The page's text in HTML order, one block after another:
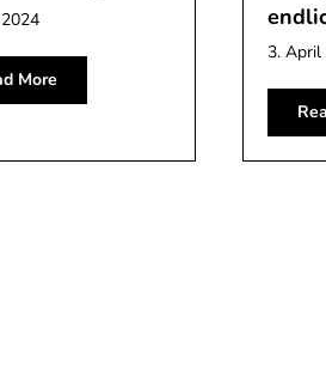
More
3. April